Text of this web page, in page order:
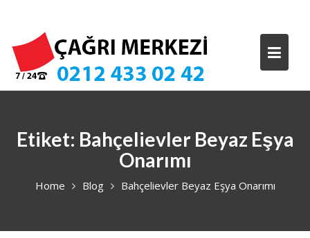
content
Etiket: Bahçelievler Beyaz Eşya
Onarımı
Home Blog Bahçelievler Beyaz Eşya Onarımı